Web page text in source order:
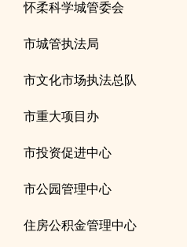
怀柔科学城管委会
市城管执法局
市文化市场执法总队
市重大项目办
市投资促进中心
市公园管理中心
住房公积金管理中心